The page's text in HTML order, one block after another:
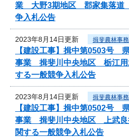
業 大野3期地区 郡家集落道
争入札公告
2023年8月14日更新 揖斐農林事
【建設工事】揖中第0503号
事業 揖斐川中央地区 栃江
する一般競争入札公告
2023年8月14日更新 揖斐農林事
【建設工事】揖中第0502号
事業 揖斐川中央地区 上武
関する一般競争入札公告